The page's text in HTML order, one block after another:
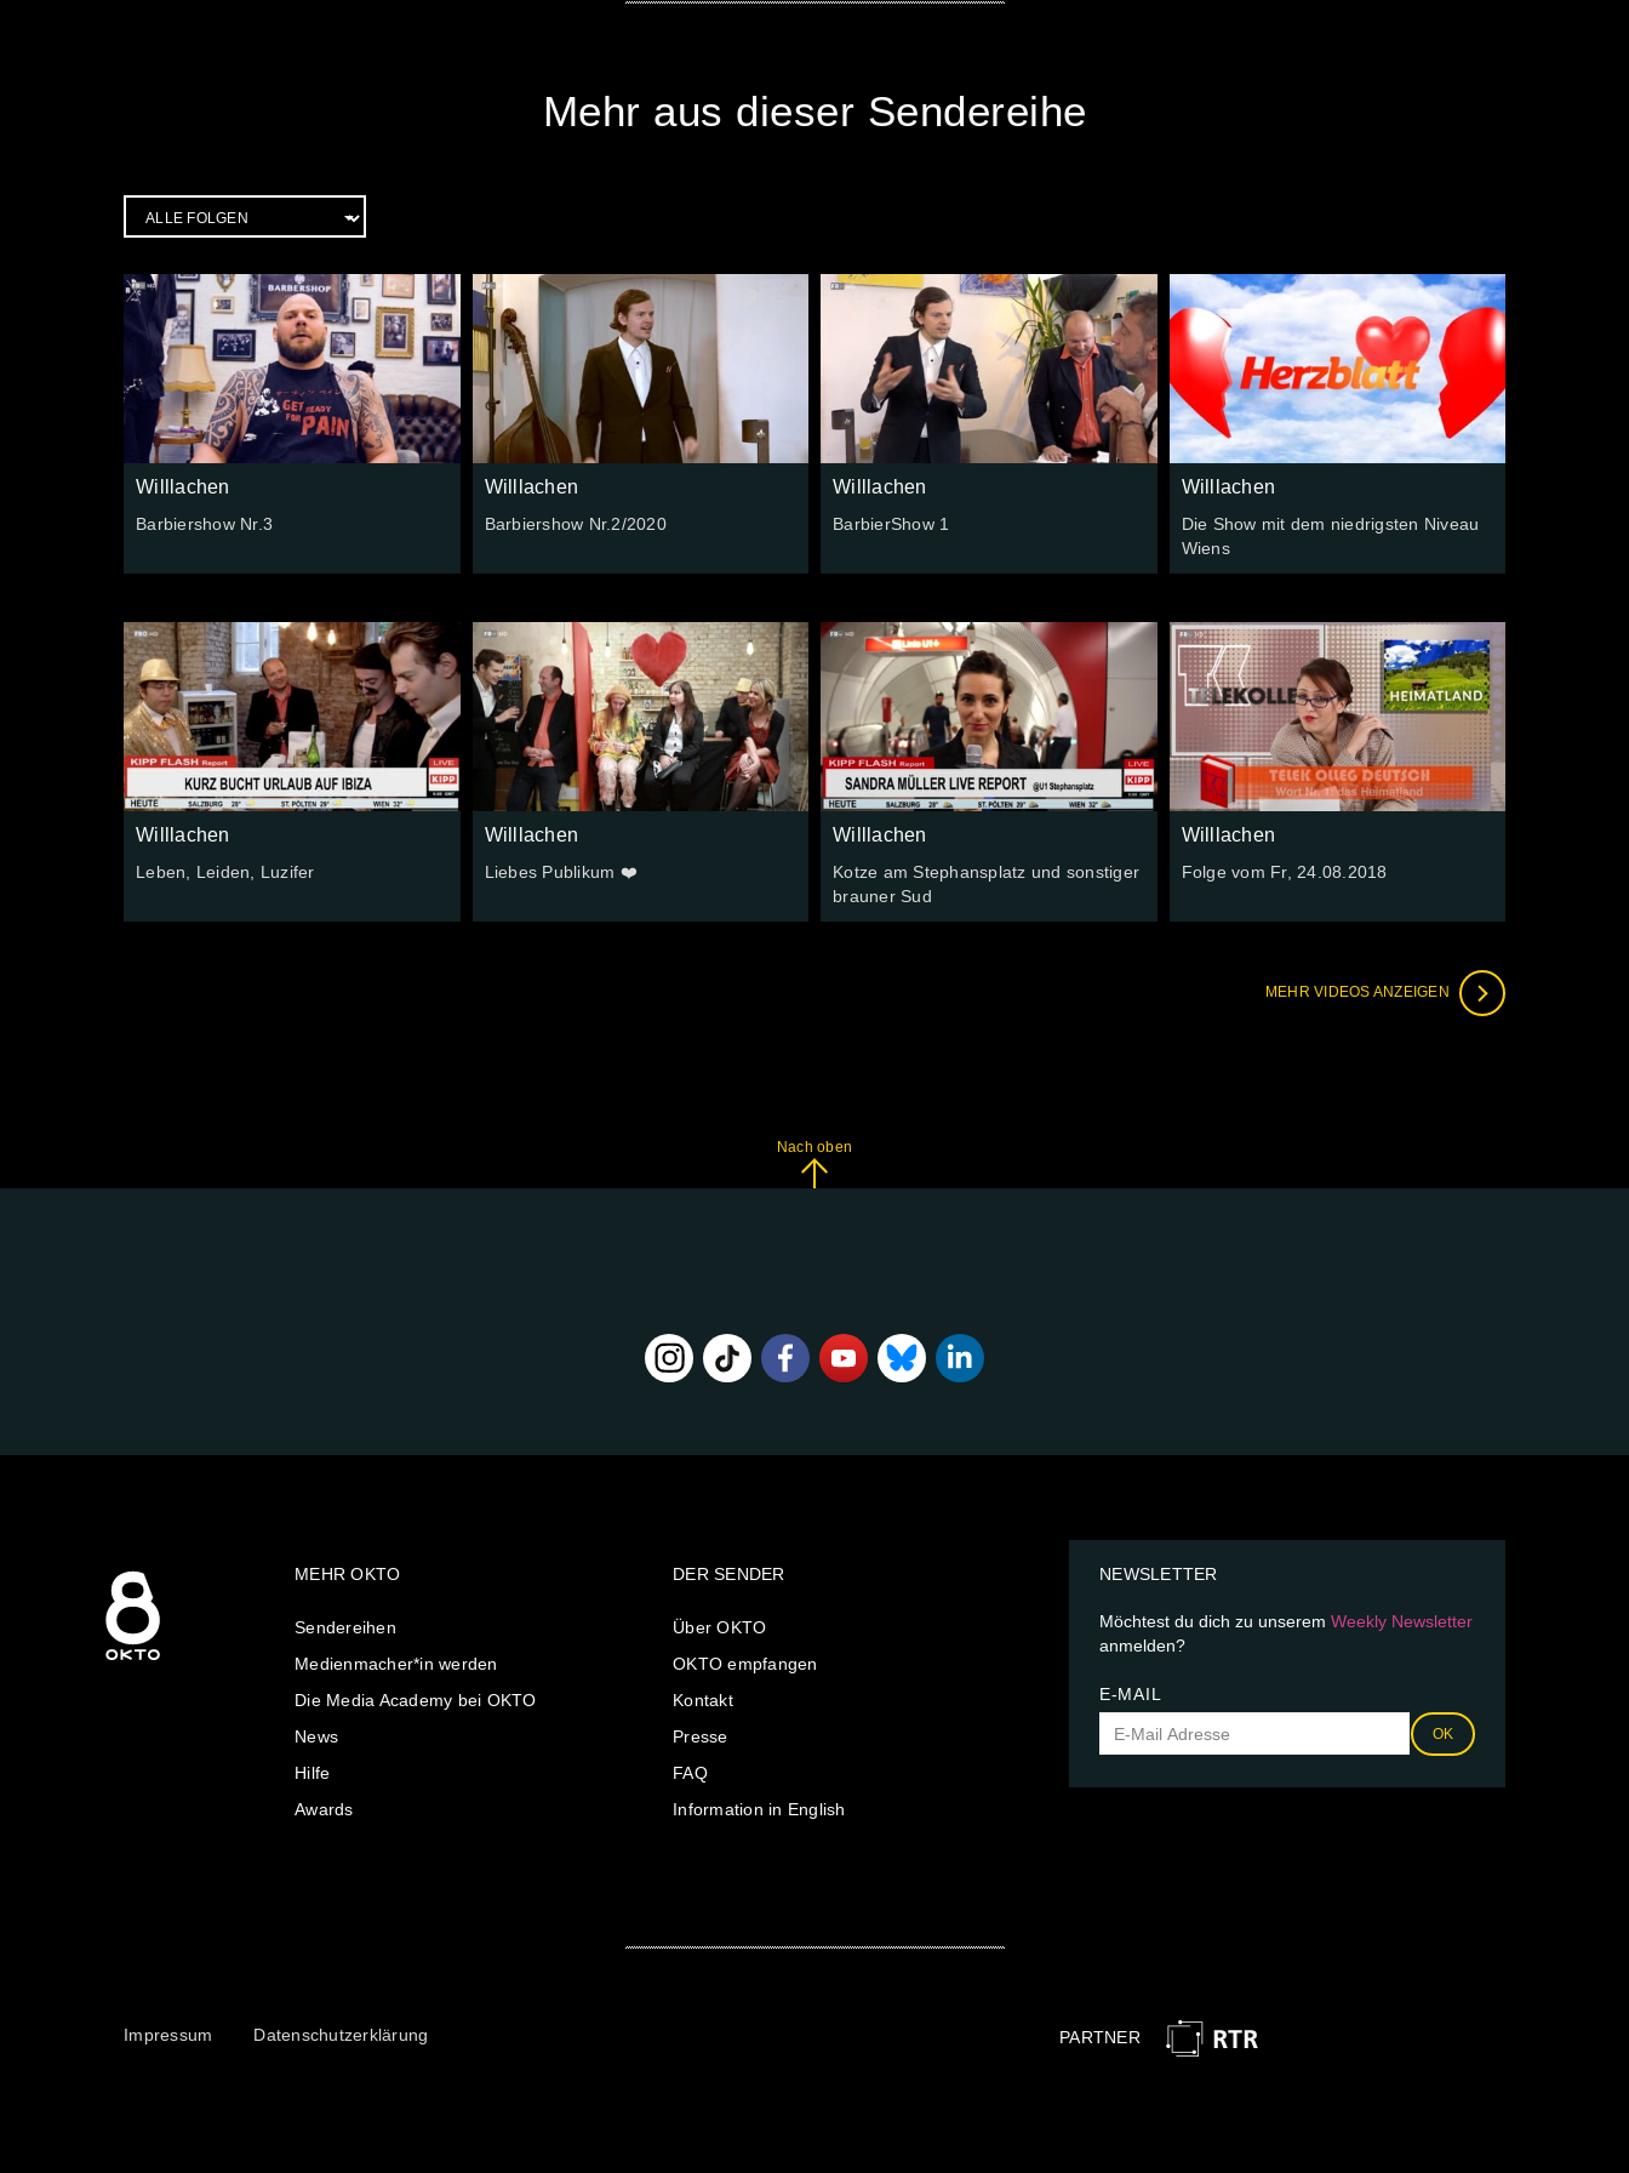
Mehr aus dieser Sendereihe
Willlachen
Barbiershow Nr.3
Willlachen
Barbiershow Nr.2/2020
Willlachen
BarbierShow 1
Willlachen
Die Show mit dem niedrigsten Niveau
Wiens
Willlachen
Leben, Leiden, Luzifer
Willlachen
Liebes Publikum ❤️
Willlachen
Kotze am Stephansplatz und sonstiger
brauner Sud
Willlachen
Folge vom Fr, 24.08.2018
MEHR VIDEOS ANZEIGEN
Nach oben
MEHR OKTO
Sendereihen
Medienmacher*in werden
Die Media Academy bei OKTO
News
Hilfe
Awards
DER SENDER
Über OKTO
OKTO empfangen
Kontakt
Presse
FAQ
Information in English
NEWSLETTER
Möchtest du dich zu unserem Weekly Newsletter
anmelden?
E-MAIL
OK
Impressum Datenschutzerklärung PARTNER